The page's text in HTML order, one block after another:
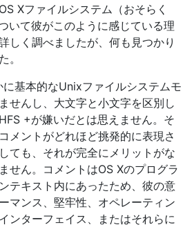
Xファイルシステム（おそらく
いて彼がこのように感じている理
しく調べましたが、何も見つかり
。
に基本的なUnixファイルシステムモ
せんし、大文字と小文字を区別し
+が嫌いだとは思えません。そ
メントがどれほど挑発的に表現さ
ても、それが完全にメリットがな
せん。コメントはOS Xのプログラ
テキスト内にあったため、彼の意
マンス、堅牢性、オペレーティン
ンターフェイス、またはそれらに